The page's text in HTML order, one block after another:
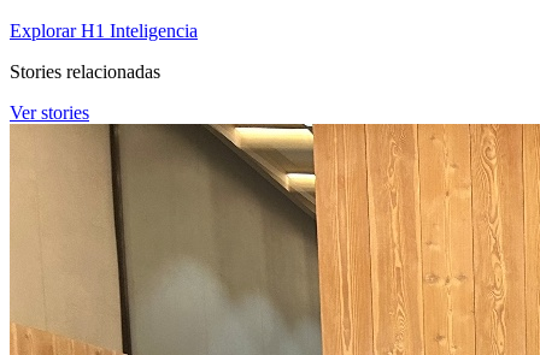
Explorar H1 Inteligencia
Stories relacionadas
Ver stories